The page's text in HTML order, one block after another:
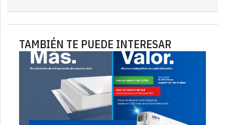
TAMBIÉN TE PUEDE INTERESAR